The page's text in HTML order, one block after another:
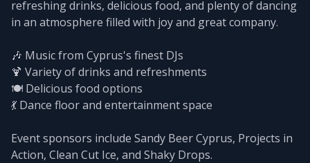
refreshing drinks, delicious food, and plenty of dancing
in an atmosphere filled with joy and great company.
🎶 Music from Cyprus's finest DJs
🍹 Variety of drinks and refreshments
🍽️ Delicious food options
💃 Dance floor and entertainment space
Event sponsors include Sandy Beer Cyprus, Projects in
Action, Clean Cut Ice, and Shaky Drops.